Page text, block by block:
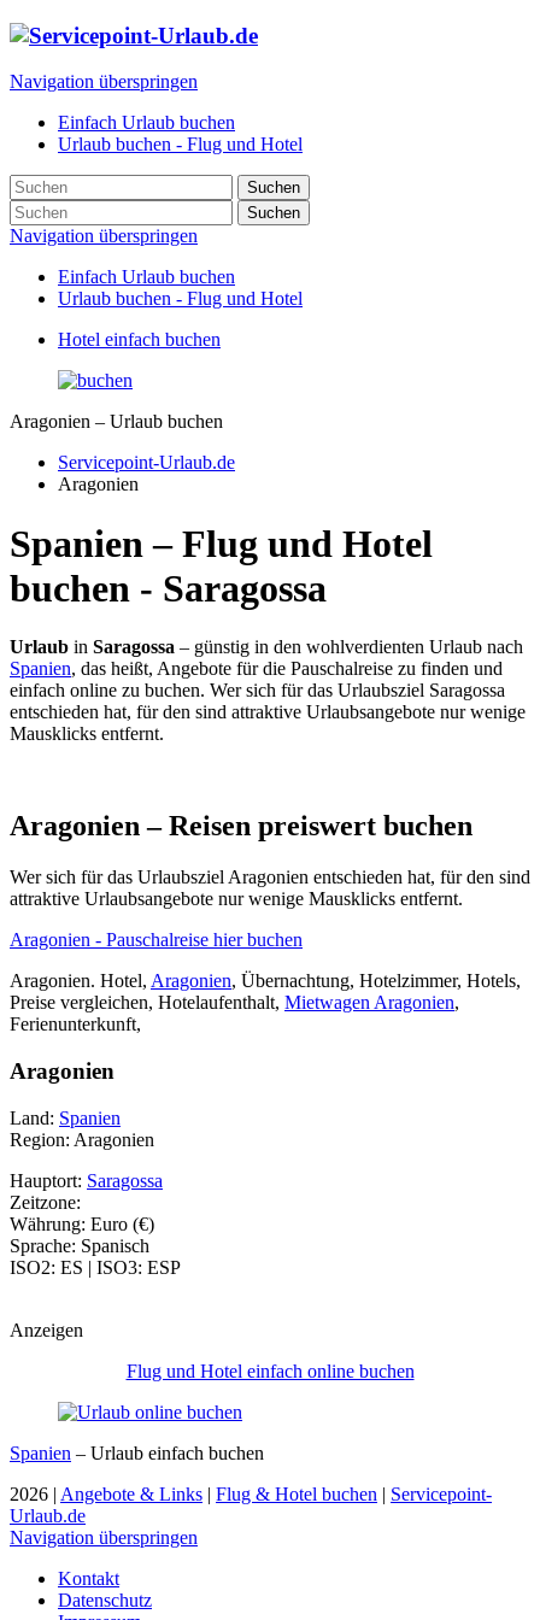
Navigation überspringen
Einfach Urlaub buchen
Urlaub buchen - Flug und Hotel
Suchen
Suchen
Navigation überspringen
Einfach Urlaub buchen
Urlaub buchen - Flug und Hotel
Hotel einfach buchen
Aragonien – Urlaub buchen
Servicepoint-Urlaub.de
Aragonien
Spanien – Flug und Hotel
buchen - Saragossa
Urlaub in Saragossa – günstig in den wohlverdienten Urlaub nach
Spanien, das heißt, Angebote für die Pauschalreise zu finden und
einfach online zu buchen. Wer sich für das Urlaubsziel Saragossa
entschieden hat, für den sind attraktive Urlaubsangebote nur wenige
Mausklicks entfernt.
Aragonien – Reisen preiswert buchen
Wer sich für das Urlaubsziel Aragonien entschieden hat, für den sind
attraktive Urlaubsangebote nur wenige Mausklicks entfernt.
Aragonien - Pauschalreise hier buchen
Aragonien. Hotel, Aragonien, Übernachtung, Hotelzimmer, Hotels,
Preise vergleichen, Hotelaufenthalt, Mietwagen Aragonien,
Ferienunterkunft,
Aragonien
Land: Spanien
Region: Aragonien
Hauptort: Saragossa
Zeitzone:
Währung: Euro (€)
Sprache: Spanisch
ISO2: ES | ISO3: ESP
Anzeigen
Flug und Hotel einfach online buchen
Spanien – Urlaub einfach buchen
2026 | Angebote & Links | Flug & Hotel buchen | Servicepoint-
Urlaub.de
Navigation überspringen
Kontakt
Datenschutz